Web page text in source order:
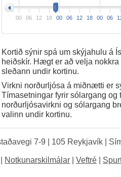
00 06 12 18 00 06 12 18 00 06
Kortið sýnir spá um skýjahulu
heiðskír. Hægt er að velja
sleðann undir kortinu.
Virkni norðurljósa á miðnætti er
Tímasetningar fyrir sólargang
norðurljósavirkni og sólargang
valinn undir kortinu.
7-9 | 105 Reykjavík |
Notkunarskilmálar Veftré